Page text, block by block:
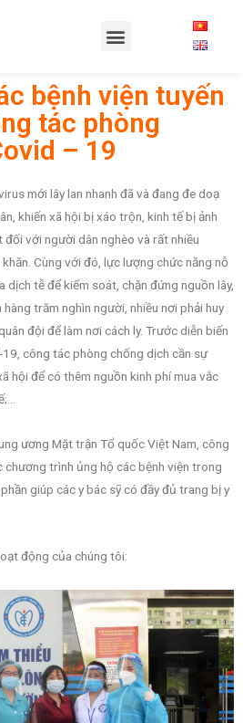
bệnh viện tuyến
tác phòng
– 19
mới lây lan nhanh đã và đang đe doạ
khiến xã hội bị xáo trộn, kinh tế bị ảnh
với người dân nghèo và rất nhiều
Cùng với đó, lực lượng chức năng nỗ
dịch tễ để kiểm soát, chặn đứng nguồn lây,
trăm nghìn người, nhiều nơi phải huy
đội để làm nơi cách ly. Trước diễn biến
công tác phòng chống dịch cần sự
hội để có thêm nguồn kinh phí mua vắc
ương Mặt trận Tổ quốc Việt Nam, công
trình ủng hộ các bệnh viện trong
giúp các y bác sỹ có đầy đủ trang bị y
động của chúng tôi: